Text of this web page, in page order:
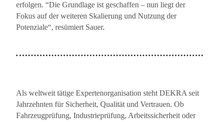
erfolgen. “Die Grundlage ist geschaffen – nun liegt der
Fokus auf der weiteren Skalierung und Nutzung der
Potenziale“, resümiert Sauer.
Als weltweit tätige Expertenorganisation steht DEKRA seit
Jahrzehnten für Sicherheit, Qualität und Vertrauen. Ob
Fahrzeugprüfung, Industrieprüfung, Arbeitssicherheit oder